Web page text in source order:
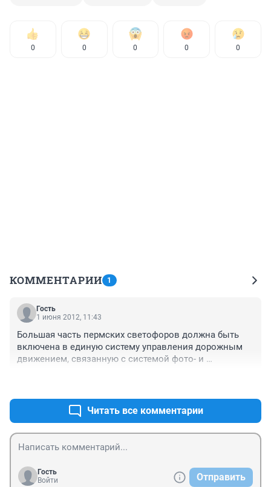
0 0 0 0 0
КОММЕНТАРИИ 1
Гость
1 июня 2012, 11:43
Большая часть пермских светофоров должна быть
включена в единую систему управления дорожным
движением, связанную с системой фото- и
мнению специалистов, примерно 170 светофоров
было бы целесообразно постепенно ввести в единую
систему управления. Остальные светофоры, могут
работать автономно.
В ближайшие год-два (такие сроки неофициально
называют в мэрии Перми) будут проведены работы
по расширению системы управления дорожным
Читать все комментарии
Гость
Войти
Отправить